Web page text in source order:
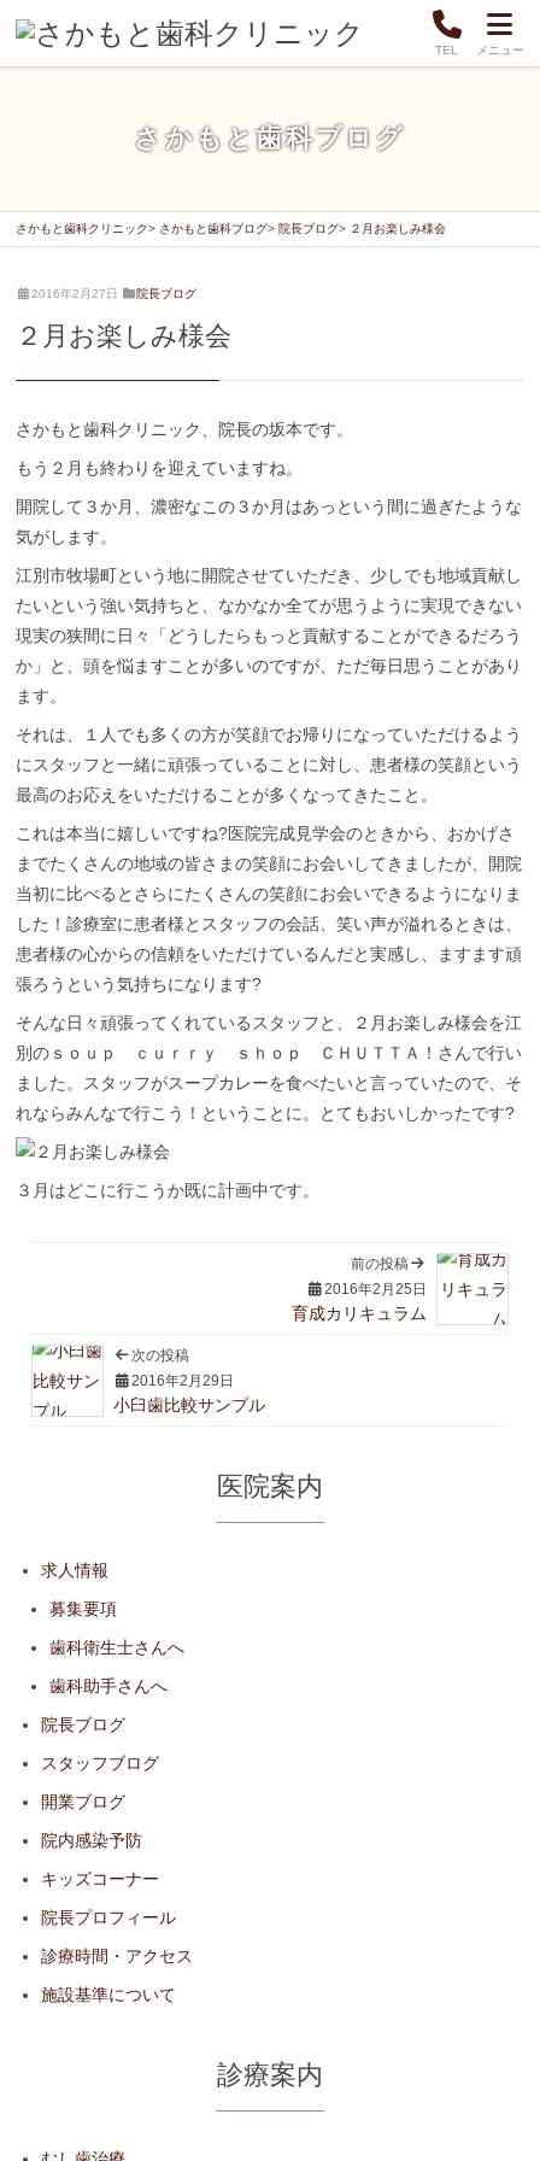
TEL メニュー
さかもと歯科ブログ
さかもと歯科クリニック さかもと歯科ブログ 院長ブログ ２月お楽しみ様会
2016年2月27日 院長ブログ2
2
年
1
さ
も
歯
ニ
ク
２月お楽しみ様会
さかもと歯科クリニック、院長の坂本です。
もう２月も終わりを迎えていますね。
開院して３か月、濃密なこの３か月はあっという間に過ぎたような
気がします。
江別市牧場町という地に開院させていただき、少しでも地域貢献し
たいという強い気持ちと、なかなか全てが思うように実現できない
現実の狭間に日々「どうしたらもっと貢献することができるだろう
か」と、頭を悩ますことが多いのですが、ただ毎日思うことがあり
ます。
それは、１人でも多くの方が笑顔でお帰りになっていただけるよう
にスタッフと一緒に頑張っていることに対し、患者様の笑顔という
最高のお応えをいただけることが多くなってきたこと。
これは本当に嬉しいですね?医院完成見学会のときから、おかげさ
までたくさんの地域の皆さまの笑顔にお会いしてきましたが、開院
当初に比べるとさらにたくさんの笑顔にお会いできるようになりま
した！診療室に患者様とスタッフの会話、笑い声が溢れるときは、
患者様の心からの信頼をいただけているんだと実感し、ますます頑
張ろうという気持ちになります?
そんな日々頑張ってくれているスタッフと、２月お楽しみ様会を江
別のｓｏｕｐ ｃｕｒｒｙ ｓｈｏｐ ＣＨＵＴＴＡ！さんで行い
ました。スタッフがスープカレーを食べたいと言っていたので、そ
れならみんなで行こう！ということに。とてもおいしかったです?
３月はどこに行こうか既に計画中です。
前の投稿
2016年2月25日
育成カリキュラム
次の投稿
2016年2月29日
小臼歯比較サンプル
医院案内
求人情報
募集要項
歯科衛生士さんへ
歯科助手さんへ
院長ブログ
スタッフブログ
開業ブログ
院内感染予防
キッズコーナー
院長プロフィール
診療時間・アクセス
施設基準について
診療案内